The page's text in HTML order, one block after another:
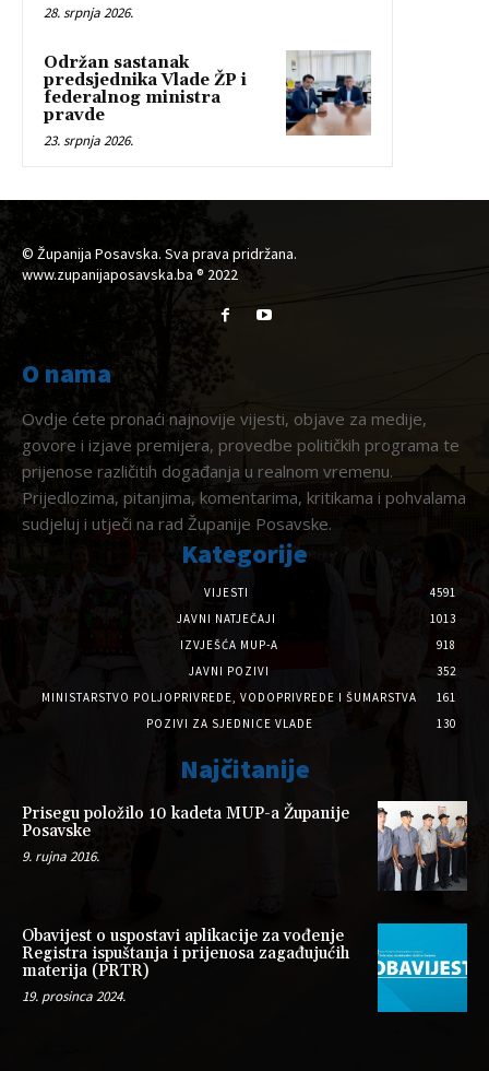
28. srpnja 2026.
Održan sastanak
predsjednika Vlade ŽP i
federalnog ministra
pravde
23. srpnja 2026.
© Županija Posavska. Sva prava pridržana.
www.zupanijaposavska.ba ® 2022
O nama
Ovdje ćete pronaći najnovije vijesti, objave za medije,
govore i izjave premijera, provedbe političkih programa te
prijenose različitih događanja u realnom vremenu.
Prijedlozima, pitanjima, komentarima, kritikama i pohvalama
sudjeluj i utječi na rad Županije Posavske.
Kategorije
VIJESTI
4591
JAVNI NATJEČAJI
1013
IZVJEŠĆA MUP-A
918
JAVNI POZIVI
352
MINISTARSTVO POLJOPRIVREDE, VODOPRIVREDE I ŠUMARSTVA
161
POZIVI ZA SJEDNICE VLADE
130
Najčitanije
Prisegu položilo 10 kadeta MUP-a Županije
Posavske
9. rujna 2016.
Obavijest o uspostavi aplikacije za vođenje
Registra ispuštanja i prijenosa zagađujućih
materija (PRTR)
19. prosinca 2024.